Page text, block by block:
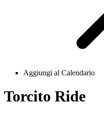
Aggiungi al Calendario
Torcito Ride